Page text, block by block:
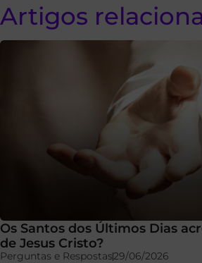
Artigos
Os Santos dos Últimos Dias
de Jesus Cristo?
Perguntas e Respostas29/06/2026